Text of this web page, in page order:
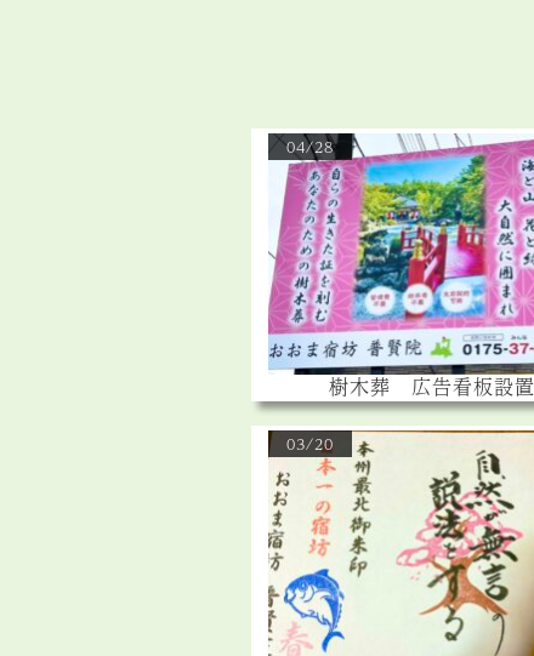
04/28
樹木葬 広告看板設置
03/20